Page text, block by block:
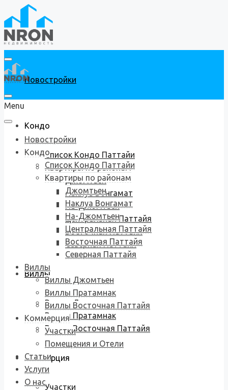
Новостройки
Кондо
Список Кондо Паттайи
Квартиры по районам
Джомтьен
Наклуа Вонгамат
На-Джомтьен
Центральная Паттайя
Восточная Паттайя
Северная Паттайя
Виллы
Виллы Джомтьен
Виллы Пратамнак
Виллы Восточная Паттайя
Коммерция
Участки
Menu
Новостройки
Кондо
Список Кондо Паттайи
Квартиры по районам
Джомтьен
Наклуа Вонгамат
На-Джомтьен
Центральная Паттайя
Восточная Паттайя
Северная Паттайя
Виллы
Виллы Джомтьен
Виллы Пратамнак
Виллы Восточная Паттайя
Коммерция
Участки
Помещения и Отели
Статьи
Услуги
О нас